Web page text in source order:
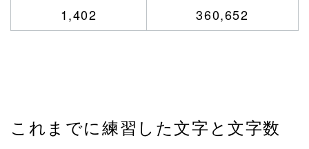
1,402 360,652
これまでに練習した文字と文字数